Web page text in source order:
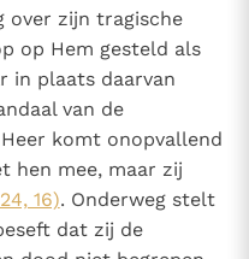
over zijn tragische
op Hem gesteld als
in plaats daarvan
van de
komt onopvallend
hen mee, maar zij
16). Onderweg stelt
dat zij de